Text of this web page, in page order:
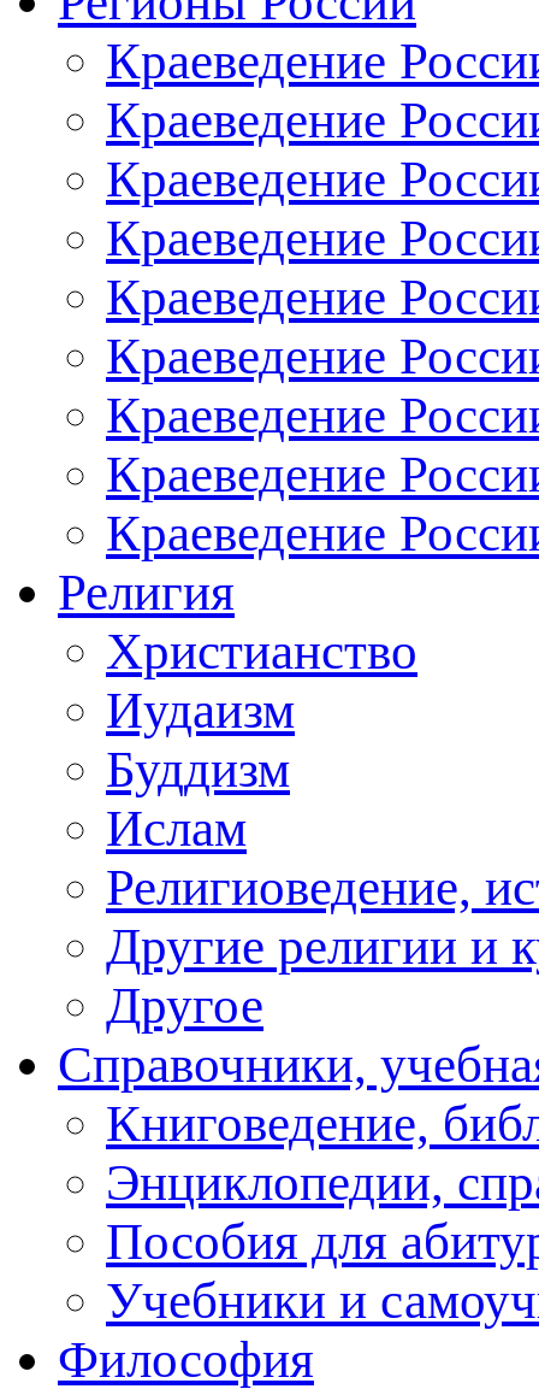
Краеведение
Краеведение
Краеведение
Краеведение
Краеведение
Краеведение
Краеведение
Краеведение
Краеведение
Религия
Христианство
Иудаизм
Буддизм
Ислам
Религиоведение,
Другие религии и
Другое
Справочники,
Книговедение,
Энциклопедии,
Пособия для
Учебники и
Философия